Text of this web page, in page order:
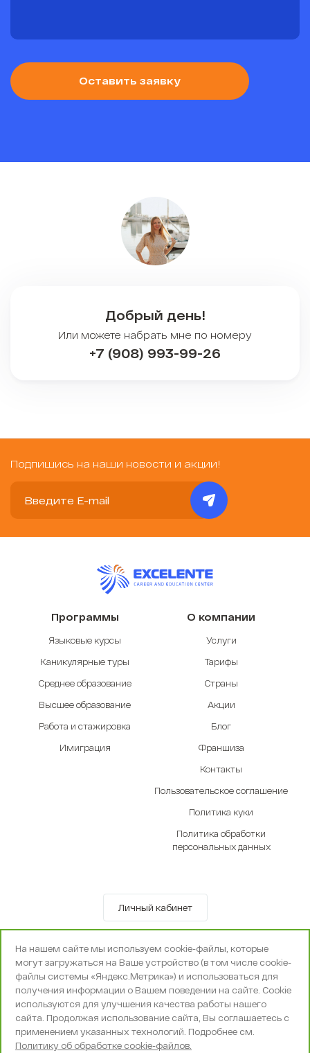
Оставить заявку
Добрый день!
Или можете набрать мне по номеру
+7 (908) 993-99-26
Подпишись на наши новости и акции!
Программы
Языковые курсы
Каникулярные туры
Среднее образование
Высшее образование
Работа и стажировка
Имиграция
О компании
Услуги
Тарифы
Страны
Акции
Блог
Франшиза
Контакты
Пользовательское соглашение
Политика куки
Политика обработки
персональных данных
Личный кабинет
© OOO «Экселенте» 2010-2026 г.
Политика конфиденциальности
Поддержка и сопровождение -Вебпространство
На нашем сайте мы используем cookie-файлы, которые
могут загружаться на Ваше устройство (в том числе cookie-
файлы системы «Яндекс.Метрика») и использоваться для
получения информации о Вашем поведении на сайте. Cookie
используются для улучшения качества работы нашего
сайта. Продолжая использование сайта, Вы соглашаетесь с
применением указанных технологий. Подробнее см.
Политику об обработке cookie-файлов.